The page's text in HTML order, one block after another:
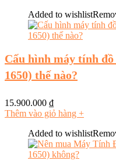
Added to wishlist
Cấu hình máy tính
1650) thế nào?
15.900.000 ₫
Thêm vào giỏ hàng +
Added to wishlist